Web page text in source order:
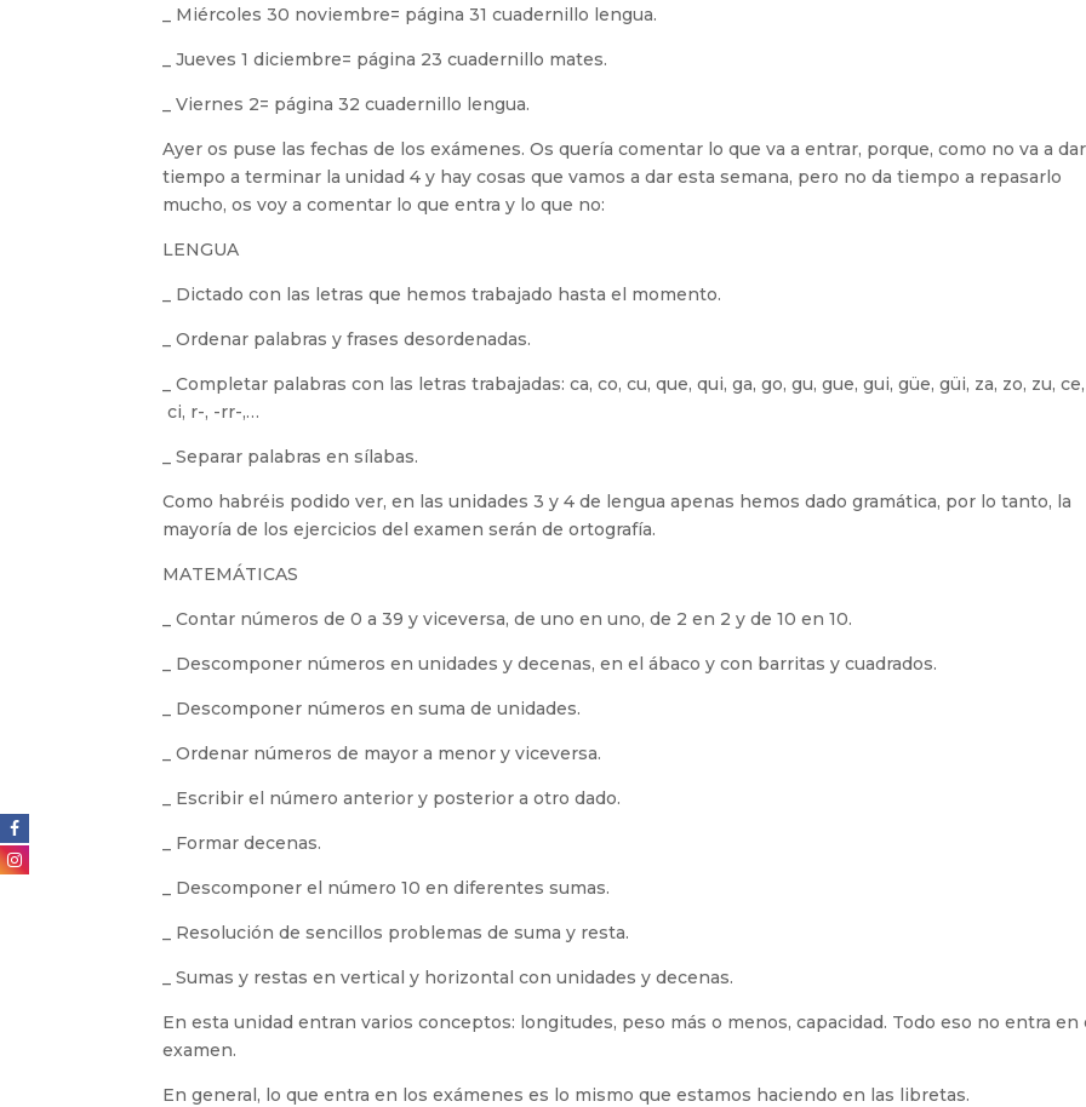
_ Miércoles 30 noviembre= página 31 cuadernillo lengua.
_ Jueves 1 diciembre= página 23 cuadernillo mates.
_ Viernes 2= página 32 cuadernillo lengua.
Ayer os puse las fechas de los exámenes. Os quería comentar lo que va a entrar, porque, como no va a dar
tiempo a terminar la unidad 4 y hay cosas que vamos a dar esta semana, pero no da tiempo a repasarlo
mucho, os voy a comentar lo que entra y lo que no:
LENGUA
_ Dictado con las letras que hemos trabajado hasta el momento.
_ Ordenar palabras y frases desordenadas.
_ Completar palabras con las letras trabajadas: ca, co, cu, que, qui, ga, go, gu, gue, gui, güe, güi, za, zo, zu,
ci, r-, -rr-,…
_ Separar palabras en sílabas.
Como habréis podido ver, en las unidades 3 y 4 de lengua apenas hemos dado gramática, por lo tanto, la
mayoría de los ejercicios del examen serán de ortografía.
MATEMÁTICAS
_ Contar números de 0 a 39 y viceversa, de uno en uno, de 2 en 2 y de 10 en 10.
_ Descomponer números en unidades y decenas, en el ábaco y con barritas y cuadrados.
_ Descomponer números en suma de unidades.
_ Ordenar números de mayor a menor y viceversa.
_ Escribir el número anterior y posterior a otro dado.
_ Formar decenas.
_ Descomponer el número 10 en diferentes sumas.
_ Resolución de sencillos problemas de suma y resta.
_ Sumas y restas en vertical y horizontal con unidades y decenas.
En esta unidad entran varios conceptos: longitudes, peso más o menos, capacidad. Todo eso no entra en
examen.
En general, lo que entra en los exámenes es lo mismo que estamos haciendo en las libretas.